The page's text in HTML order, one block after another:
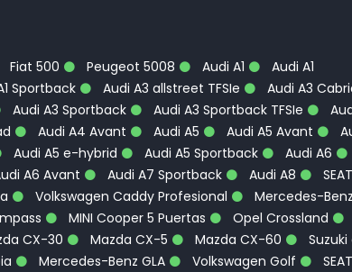
Fiat 500 Peugeot 5008 Audi A1
Audi A1
Sportback Audi A3 allstreet TFSIe
Audi A3
Audi A3 Sportback Audi A3 Sportback TFSIe
Audi A4 Avant Audi A5 Audi A5 Avant
Audi A5 e-hybrid Audi A5 Sportback
Audi A6
A6 Avant Audi A7 Sportback Audi A8
SEAT
Volkswagen Caddy Profesional
Mercedes-Benz
MINI Cooper 5 Puertas
Opel Crossland
CX-30 Mazda CX-5 Mazda CX-60
Suzuki
Mercedes-Benz GLA Volkswagen Golf
SEAT